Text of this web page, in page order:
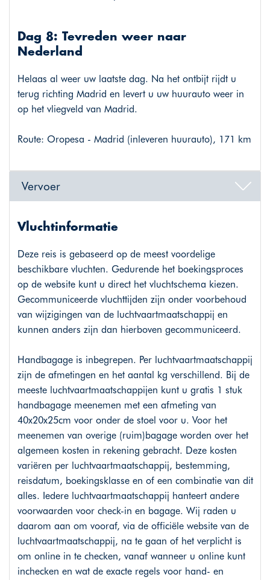
Dag 8: Tevreden weer naar
Nederland
Helaas al weer uw laatste dag. Na het ontbijt rijdt u
terug richting Madrid en levert u uw huurauto weer in
op het vliegveld van Madrid.
Route: Oropesa - Madrid (inleveren huurauto), 171 km
Vervoer
Vluchtinformatie
Deze reis is gebaseerd op de meest voordelige
beschikbare vluchten. Gedurende het boekingsproces
op de website kunt u direct het vluchtschema kiezen.
Gecommuniceerde vluchttijden zijn onder voorbehoud
van wijzigingen van de luchtvaartmaatschappij en
kunnen anders zijn dan hierboven gecommuniceerd.
Handbagage is inbegrepen. Per luchtvaartmaatschappij
zijn de afmetingen en het aantal kg verschillend. Bij de
meeste luchtvaartmaatschappijen kunt u gratis 1 stuk
handbagage meenemen met een afmeting van
40x20x25cm voor onder de stoel voor u. Voor het
meenemen van overige (ruim)bagage worden over het
algemeen kosten in rekening gebracht. Deze kosten
variëren per luchtvaartmaatschappij, bestemming,
reisdatum, boekingsklasse en of een combinatie van dit
alles. Iedere luchtvaartmaatschappij hanteert andere
voorwaarden voor check-in en bagage. Wij raden u
daarom aan om vooraf, via de officiële website van de
luchtvaartmaatschappij, na te gaan of het verplicht is
om online in te checken, vanaf wanneer u online kunt
inchecken en wat de exacte regels voor hand- en